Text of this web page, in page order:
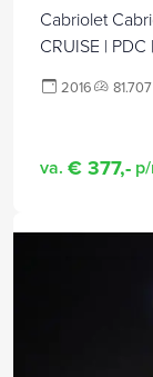
Cabriolet
CRUISE | PDC
2016
va. € 377,-